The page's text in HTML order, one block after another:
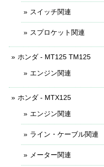
スイッチ関連
スプロケット関連
ホンダ - MT125 TM125
エンジン関連
ホンダ - MTX125
エンジン関連
ライン・ケーブル関連
メーター関連